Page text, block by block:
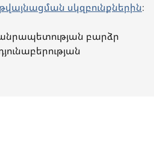
թվայնացման սկզբունքներին։
բարձր